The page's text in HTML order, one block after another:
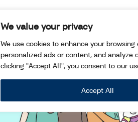
We value your privacy
We use cookies to enhance your browsing
personalized ads or content, and analyze
clicking "Accept All", you consent to our
Accept All